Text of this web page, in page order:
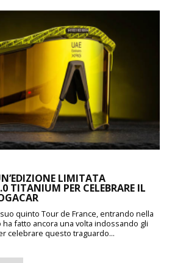
LIMITATA
TITANIUM PER CELEBRARE IL
quinto Tour de France, entrando nella
ha fatto ancora una volta indossando gli
celebrare questo traguardo...